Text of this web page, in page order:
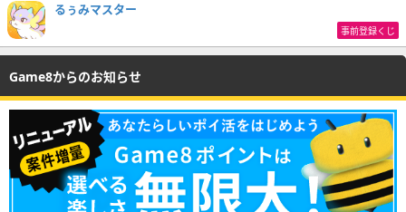
るぅみマスター
事前登録くじ
Game8からのお知らせ